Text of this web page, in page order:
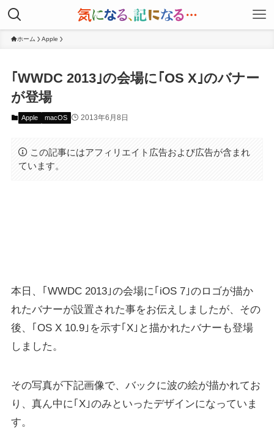
ホーム Apple
｢WWDC 2013｣の会場に｢OS X｣のバナー
が登場
Apple macOS 2013年6月8日
この記事にはアフィリエイト広告および広告が含まれ
ています。
本日、｢WWDC 2013｣の会場に｢iOS 7｣のロゴが描か
れたバナーが設置された事をお伝えしましたが、その
後、｢OS X 10.9｣を示す｢X｣と描かれたバナーも登場
しました。
その写真が下記画像で、バックに波の絵が描かれてお
り、真ん中に｢X｣のみといったデザインになっていま
す。